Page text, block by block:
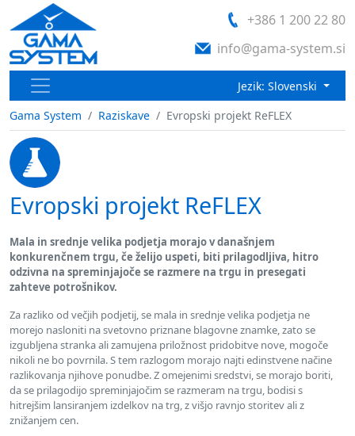
+386 1 200 22 80
info@gama-system.si
Jezik: Slovenski
Gama System
Raziskave Evropski projekt ReFLEX
Evropski projekt ReFLEX
Mala in srednje velika podjetja morajo v današnjem
konkurenčnem trgu, če želijo uspeti, biti prilagodljiva, hitro
odzivna na spreminjajoče se razmere na trgu in presegati
zahteve potrošnikov.
Za razliko od večjih podjetij, se mala in srednje velika podjetja ne
morejo nasloniti na svetovno priznane blagovne znamke, zato se
izgubljena stranka ali zamujena priložnost pridobitve nove, mogoče
nikoli ne bo povrnila. S tem razlogom morajo najti edinstvene načine
razlikovanja njihove ponudbe. Z omejenimi sredstvi, se morajo boriti,
da se prilagodijo spreminjajočim se razmeram na trgu, bodisi s
hitrejšim lansiranjem izdelkov na trg, z višjo ravnjo storitev ali z
znižanjem cen.